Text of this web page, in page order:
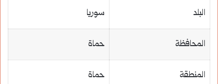
البلد سوريا
المحافظة حماة
المنطقة حماة